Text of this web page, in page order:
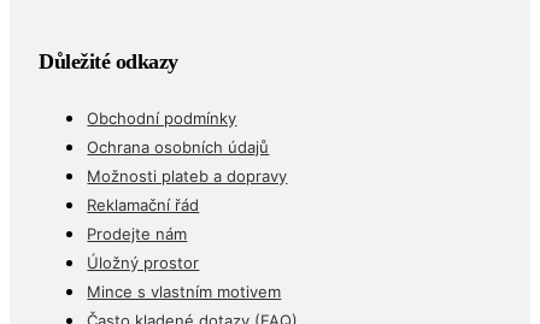
Důležité odkazy
Obchodní podmínky
Ochrana osobních údajů
Možnosti plateb a dopravy
Reklamační řád
Prodejte nám
Úložný prostor
Mince s vlastním motivem